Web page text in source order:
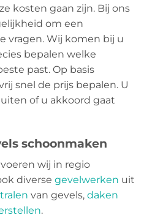
kosten gaan zijn. Bij ons
om een
vragen. Wij komen bij u
bepalen welke
past. Op basis
snel de prijs bepalen. U
of u akkoord gaat
schoonmaken
wij in regio
diverse gevelwerken uit
van gevels, daken
.